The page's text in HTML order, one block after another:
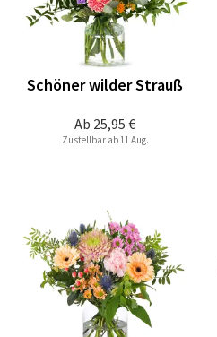
Ab 25,95 €
Schöner wilder Strauß
Zustellbar ab 11 Aug.